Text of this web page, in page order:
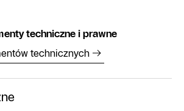
techniczne i prawne
technicznych